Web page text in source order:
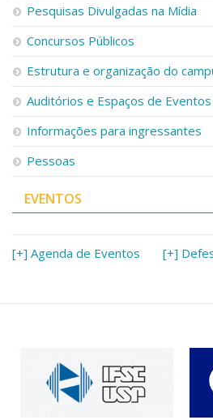
Pesquisas Divulgadas na Mídia
Concursos Públicos
Estrutura e organização do
Auditórios e Espaços de Eventos
Informações para ingressantes
Pessoas
EVENTOS
[+] Agenda de Eventos [+]